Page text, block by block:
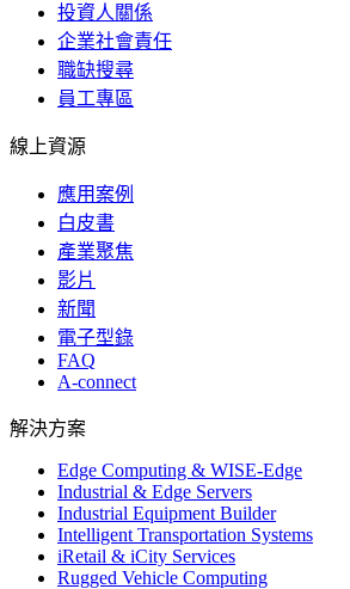
投資人關係
企業社會責任
職缺搜尋
員工專區
線上資源
應用案例
白皮書
產業聚焦
影片
新聞
電子型錄
FAQ
A-connect
解決方案
Edge Computing & WISE-Edge
Industrial & Edge Servers
Industrial Equipment Builder
Intelligent Transportation Systems
iRetail & iCity Services
Rugged Vehicle Computing